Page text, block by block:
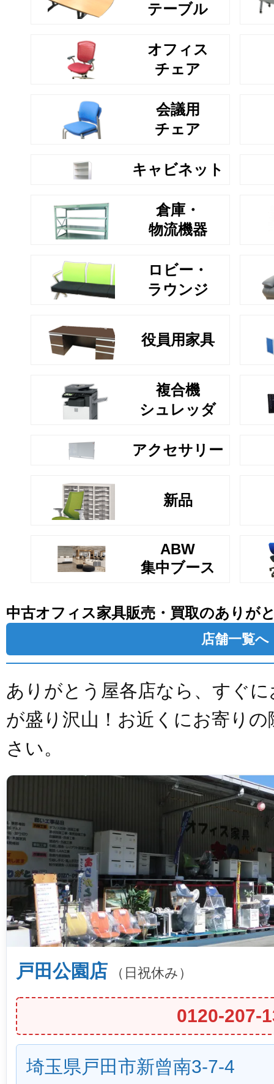
テーブル
オフィス
チェア
会議用
チェア
キャビネット
倉庫・
物流機器
ロビー・
ラウンジ
役員用家具
複合機
シュレッダ
アクセサリー
新品
ABW
集中ブース
中古オフィス家具販売・買取のありが
店舗一覧へ
ありがとう屋各店なら、すぐ
が盛り沢山！お近くにお寄り
さい。
戸田公園店 （日祝休み）
0120-207-
埼玉県戸田市新曾南3-7-4